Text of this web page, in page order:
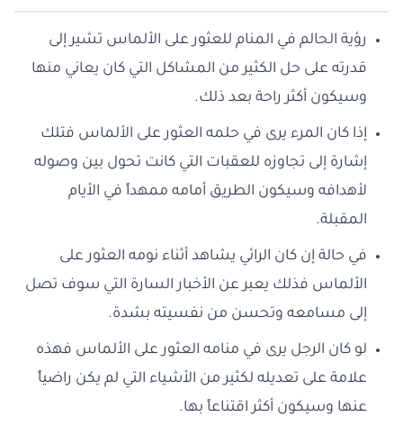
رؤية الحالم في المنام للعثور على الألماس تشير إلى
قدرته على حل الكثير من المشاكل التي كان يعاني منها
وسيكون أكثر راحة بعد ذلك.
إذا كان المرء يرى في حلمه العثور على الألماس فتلك
إشارة إلى تجاوزه للعقبات التي كانت تحول بين وصوله
لأهدافه وسيكون الطريق أمامه ممهداً في الأيام
المقبلة.
في حالة إن كان الرائي يشاهد أثناء نومه العثور على
الألماس فذلك يعبر عن الأخبار السارة التي سوف تصل
إلى مسامعه وتحسن من نفسيته بشدة.
لو كان الرجل يرى في منامه العثور على الألماس فهذه
علامة على تعديله لكثير من الأشياء التي لم يكن راضياً
عنها وسيكون أكثر اقتناعاً بها.